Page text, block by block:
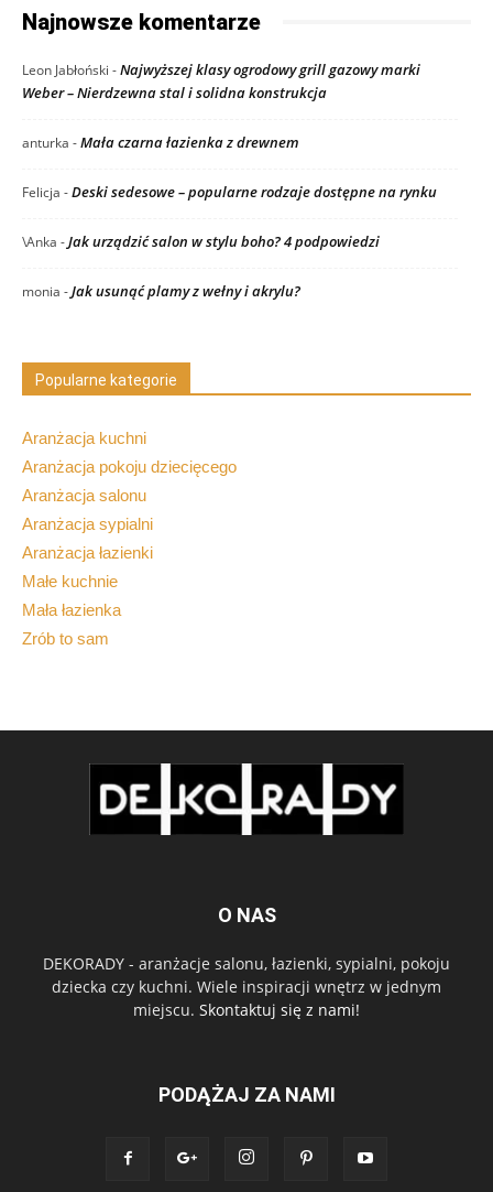
Najnowsze komentarze
Leon Jabłoński -Najwyższej klasy ogrodowy grill gazowy marki
Weber – Nierdzewna stal i solidna konstrukcja
anturka -Mała czarna łazienka z drewnem
Felicja -Deski sedesowe – popularne rodzaje dostępne na rynku
\Anka -Jak urządzić salon w stylu boho? 4 podpowiedzi
monia -Jak usunąć plamy z wełny i akrylu?
Popularne kategorie
Aranżacja kuchni
Aranżacja pokoju dziecięcego
Aranżacja salonu
Aranżacja sypialni
Aranżacja łazienki
Małe kuchnie
Mała łazienka
Zrób to sam
O NAS
DEKORADY - aranżacje salonu, łazienki, sypialni, pokoju
dziecka czy kuchni. Wiele inspiracji wnętrz w jednym
miejscu. Skontaktuj się z nami!
PODĄŻAJ ZA NAMI